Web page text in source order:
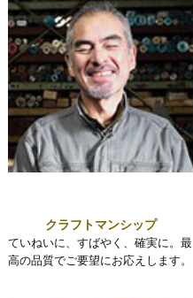
クラフトマンシップ
ていねいに、すばやく、確実に。最
高の品質でご要望にお応えします。